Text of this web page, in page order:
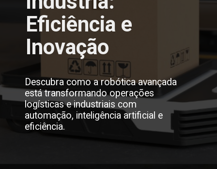
Eficiência e
Inovação
Descubra como a robótica avançada
está transformando operações
logísticas e industriais com
automação, inteligência artificial e
eficiência.